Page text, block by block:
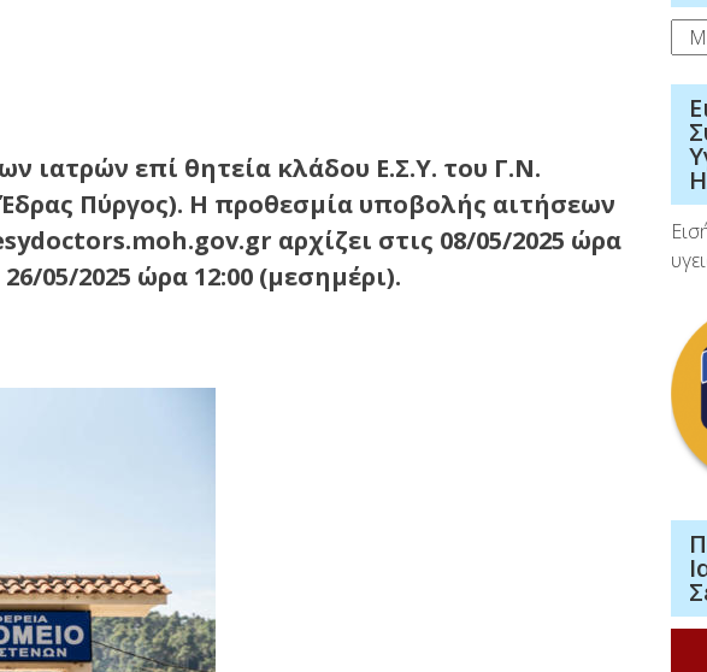
ιατρών επί θητεία κλάδου Ε.Σ.Υ. του Γ.Ν.
Πύργος). Η προθεσμία υποβολής αιτήσεων
αρχίζει στις 08/05/2025 ώρα
05/2025 ώρα 12:00 (μεσημέρι).